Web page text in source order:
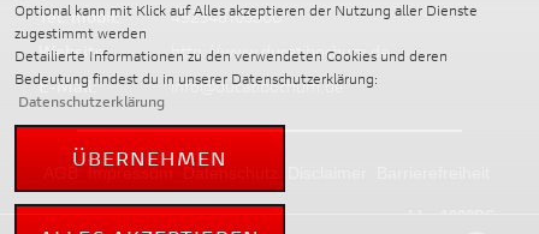
Tel. mobil:
492346103900
Website:
http://www.ducatibochum.de
E-Mail:
info@ducatibochum.de
Optional kann mit Klick auf Alles akzeptieren der Nutzung aller Dienste
zugestimmt werden
Detailierte Informationen zu den verwendeten Cookies und deren
Bedeutung findest du in unserer Datenschutzerklärung:
Datenschutzerklärung
ÜBERNEHMEN